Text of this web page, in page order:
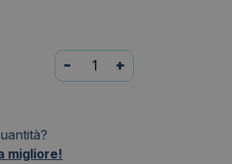
Cartucce
originali
Ink-
- +
migliore!